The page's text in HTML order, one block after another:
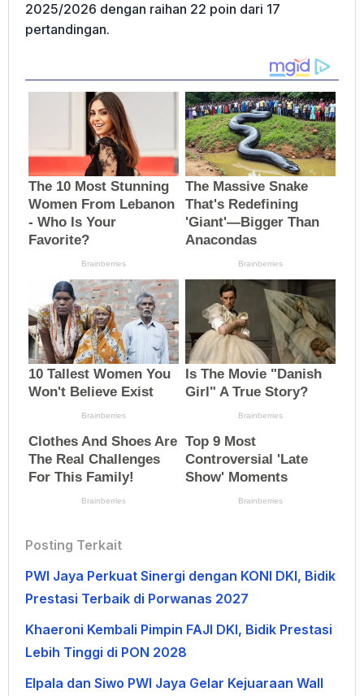
2025/2026 dengan raihan 22 poin dari 17
pertandingan.
Posting Terkait
PWI Jaya Perkuat Sinergi dengan KONI DKI, Bidik
Prestasi Terbaik di Porwanas 2027
Khaeroni Kembali Pimpin FAJI DKI, Bidik Prestasi
Lebih Tinggi di PON 2028
Elpala dan Siwo PWI Jaya Gelar Kejuaraan Wall